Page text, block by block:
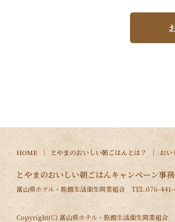
HOME とやまのおいしい朝ごはんとは？ おい
とやまのおいしい朝ごはんキャンペーン事
富山県ホテル・旅館生活衛生同業組合 TEL.076-
Copyright(C) 富山県ホテル・旅館生活衛生同業組合